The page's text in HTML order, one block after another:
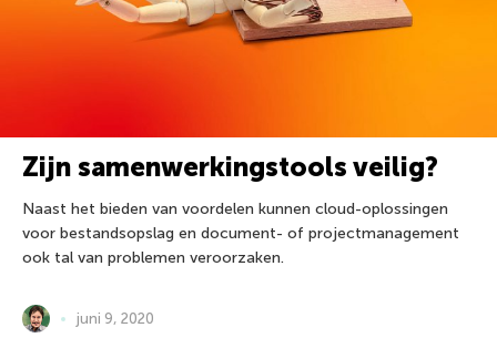
Zijn samenwerkingstools veilig?
Naast het bieden van voordelen kunnen cloud-oplossingen
voor bestandsopslag en document- of projectmanagement
ook tal van problemen veroorzaken.
juni 9, 2020